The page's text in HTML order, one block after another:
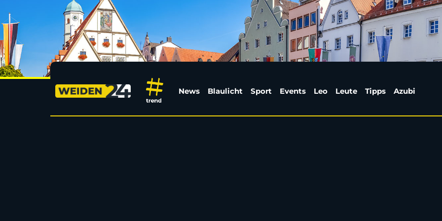
Katastrophenfall aufgehoben: Lage nach
News Blaulicht Sport Events Leo Leute Tipps Azubi